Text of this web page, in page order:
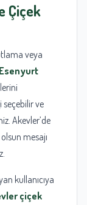
Çiçek
veya
seçebilir ve
Akevler’de
mesajı
kullanıcıya
çiçek